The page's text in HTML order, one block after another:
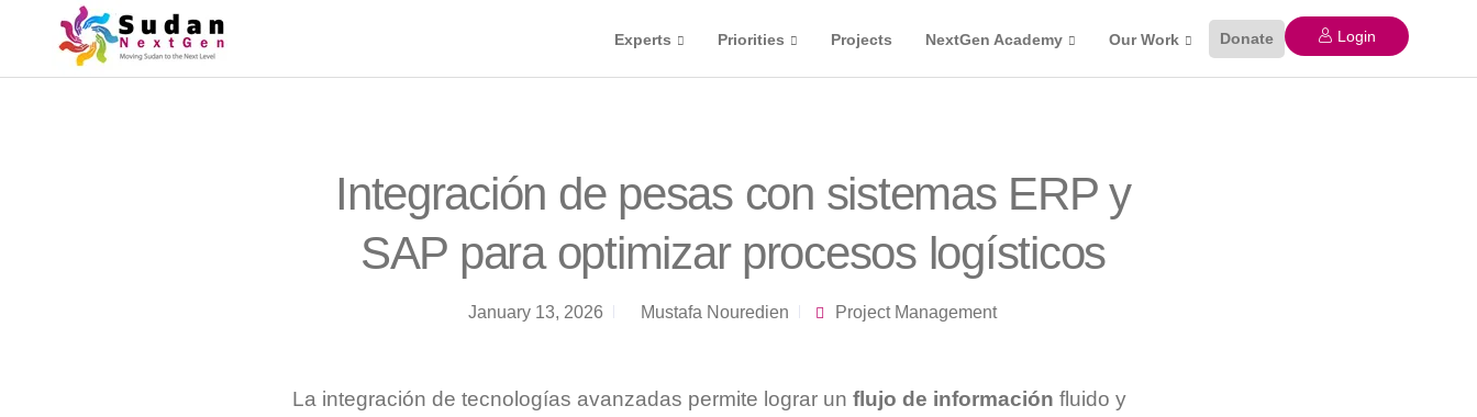
Experts Priorities Projects NextGen Academy Our Work Donate Login
Integración de pesas con sistemas ERP y
SAP para optimizar procesos logísticos
January 13, 2026 Mustafa Nouredien Project Management
La integración de tecnologías avanzadas permite lograr un flujo de información fluido y